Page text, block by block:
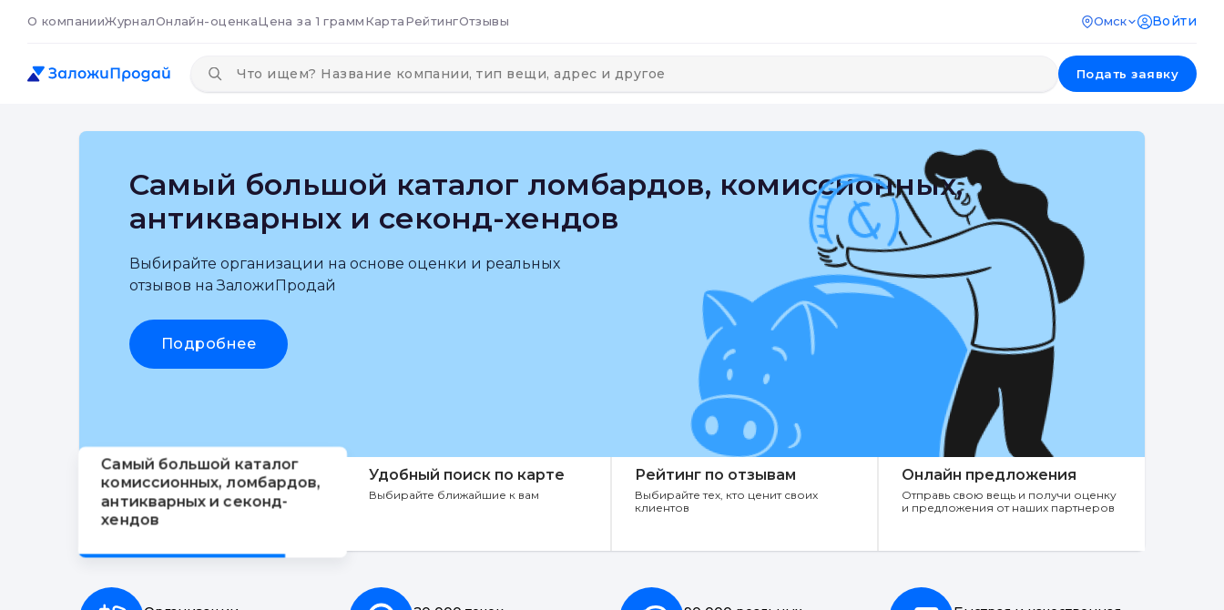
О компанииЖурналОнлайн-оценкаЦена за 1 граммКартаРейтингОтзывы Омск Войти
Подать заявку
Самый большой каталог ломбардов, комиссионных,
антикварных и секонд-хендов
Выбирайте организации на основе оценки и реальных
отзывов на ЗаложиПродай
Подробнее
Самый большой каталог
комиссионных, ломбардов,
антикварных и секонд-
хендов
Удобный поиск по карте
Выбирайте ближайшие к вам
Рейтинг по отзывам
Выбирайте тех, кто ценит своих
клиентов
Онлайн предложения
Отправь свою вещь и получи оценку
и предложения от наших партнеров